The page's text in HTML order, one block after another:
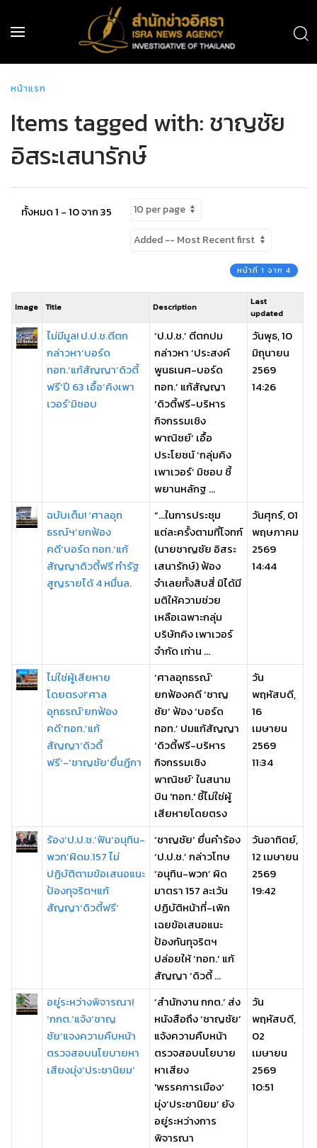
หน้าแรก
Items tagged with: ชาญชัย
อิสระเสนารักษ์
ทั้งหมด 1 - 10 จาก 35
หน้าที่ 1 จาก 4
Image Title Description
Last
updated
ไม่มีมูล! ป.ป.ช.ตีตก
กล่าวหา‘บอร์ด
ทอท.’แก้สัญญา‘ดิวตี้
ฟรี’ปี 63 เอื้อ‘คิงเพา
เวอร์’มิชอบ
‘ป.ป.ช.’ ตีตกปม
กล่าวหา ‘ประสงค์
พูนธเนศ-บอร์ด
ทอท.’ แก้สัญญา
‘ดิวตี้ฟรี-บริหาร
กิจกรรมเชิง
พาณิชย์’ เอื้อ
ประโยชน์ ‘กลุ่มคิง
เพาเวอร์’ มิชอบ ชี้
พยานหลักฐ ...
วันพุธ, 10
มิถุนายน
2569
14:26
ฉบับเต็ม! ‘ศาลอุท
ธรณ์ฯ’ยกฟ้อง
คดี‘บอร์ด ทอท.’แก้
สัญญาดิวตี้ฟรี ทำรัฐ
สูญรายได้ 4 หมื่นล.
“…ในการประชุม
แต่ละครั้งตามที่โจทก์
(นายชาญชัย อิสระ
เสนารักษ์) ฟ้อง
จำเลยทั้งสิบสี่ มิได้มี
มติให้ความช่วย
เหลือเฉพาะกลุ่ม
บริษัทคิง เพาเวอร์
จำกัด เท่าน ...
วันศุกร์, 01
พฤษภาคม
2569
14:44
ไม่ใช่ผู้เสียหาย
โดยตรง!‘ศาล
อุทธรณ์’ยกฟ้อง
คดี‘ทอท.’แก้
สัญญา‘ดิวตี้
ฟรี’-‘ชาญชัย’ยื่นฎีกา
‘ศาลอุทธรณ์’
ยกฟ้องคดี ‘ชาญ
ชัย’ ฟ้อง ‘บอร์ด
ทอท.’ ปมแก้สัญญา
‘ดิวตี้ฟรี-บริหาร
กิจกรรมเชิง
พาณิชย์’ ในสนาม
บิน 'ทอท.' ชี้ไม่ใช่ผู้
เสียหายโดยตรง
วัน
พฤหัสบดี,
16
เมษายน
2569
11:34
ร้อง‘ป.ป.ช.’ฟัน‘อนุทิน-
พวก’ผิดม.157 ไม่
ปฏิบัติตามข้อเสนอแนะ
ป้องทุจริตฯแก้
สัญญา‘ดิวตี้ฟรี’
‘ชาญชัย’ ยื่นคำร้อง
‘ป.ป.ช.’ กล่าวโทษ
‘อนุทิน-พวก’ ผิด
มาตรา 157 ละเว้น
ปฏิบัติหน้าที่-เพิก
เฉยข้อเสนอแนะ
ป้องกันทุจริตฯ
ปล่อยให้ ‘ทอท.’ แก้
สัญญา ‘ดิวตี้ ...
วันอาทิตย์,
12 เมษายน
2569
19:42
อยู่ระหว่างพิจารณา!
‘กกต.’แจ้ง‘ชาญ
ชัย’แจงความคืบหน้า
ตรวจสอบนโยบายหา
เสียงมุ่ง‘ประชานิยม’
‘สำนักงาน กกต.’ ส่ง
หนังสือถึง ‘ชาญชัย’
แจ้งความคืบหน้า
ตรวจสอบนโยบาย
หาเสียง
'พรรคการเมือง'
มุ่ง‘ประชานิยม’ ยัง
อยู่ระหว่างการ
พิจารณา
วัน
พฤหัสบดี,
02
เมษายน
2569
10:51